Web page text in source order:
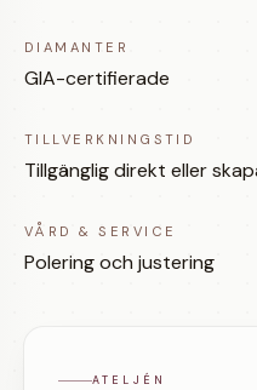
DIAMANTER
GIA-certifierade
TILLVERKNINGSTID
Tillgänglig direkt eller
VÅRD & SERVICE
Polering och justering
ATELJÉN